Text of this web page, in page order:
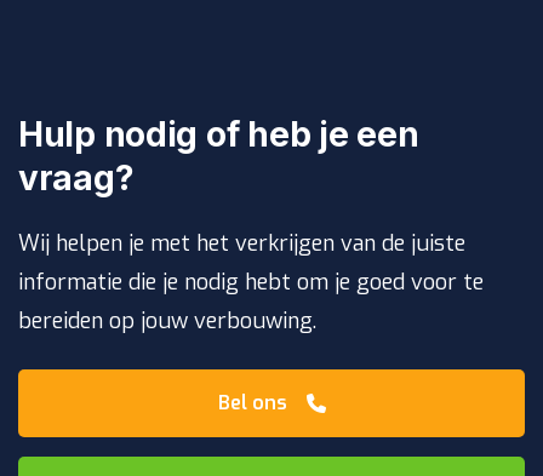
Hulp nodig of heb je een
vraag?
Wij helpen je met het verkrijgen van de juiste
informatie die je nodig hebt om je goed voor te
bereiden op jouw verbouwing.
Bel ons